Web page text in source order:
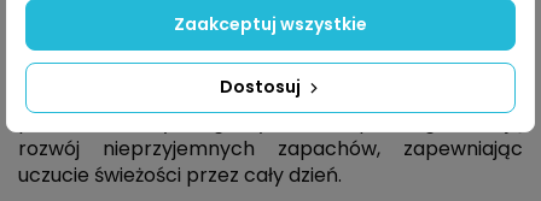
czy codziennych spacerów. Wykonane z wysokiej
jakości, oddychającego materiału, skutecznie
odprowadzają wilgoć i pot z dala od skóry, co
pomaga utrzymać stopy suche i świeże nawet
podczas intensywnego wysiłku. Skarpetki ograniczają
rozwój nieprzyjemnych zapachów, zapewniając
uczucie świeżości przez cały dzień.
Dostosuj
Zaakceptuj wszystkie